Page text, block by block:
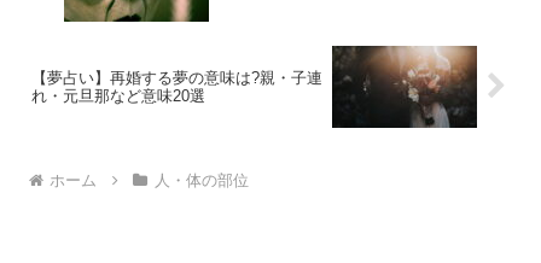
【夢占い】再婚する夢の意味は?親・子連
れ・元旦那など意味20選
ホーム 人・体の部位